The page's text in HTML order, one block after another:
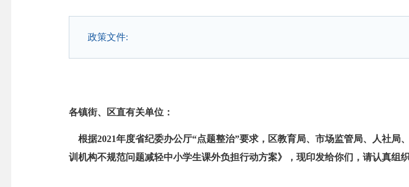
政策文件:
各镇街、区直有关单位：
根据2021年度省纪委办公厅“点题整治”要求，区教育局、市场监管局、人社
训机构不规范问题减轻中小学生课外负担行动方案》，现印发给你们，请认真组织